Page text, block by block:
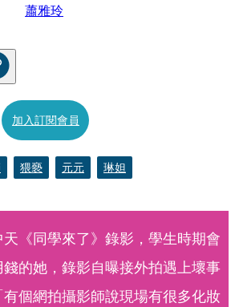
蕭雅玲
加入訂閱會員
猥褻 元元 琳妲
《同學來了》錄影，學生時期會
的她，錄影自曝接外拍遇上壞事
個網拍攝影師說現場有很多化妝